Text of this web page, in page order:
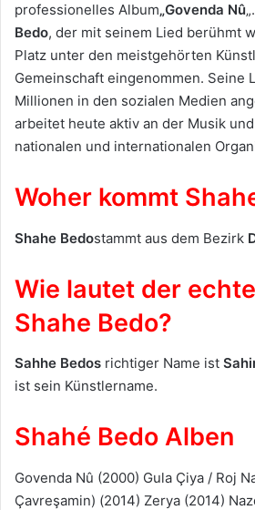
professionelles Album„Govenda Nû„.
Bedo, der mit seinem Lied berühmt
Platz unter den meistgehörten
Gemeinschaft eingenommen. Seine
Millionen in den sozialen Medien
arbeitet heute aktiv an der Musik
nationalen und internationalen
Woher kommt
Shahe Bedostammt aus dem Bezirk
Wie lautet der
Shahe Bedo?
Sahhe Bedos richtiger Name ist
ist sein Künstlername.
Shahé Bedo Alben
Govenda Nû (2000) Gula Çiya / Roj
Çavreşamin) (2014) Zerya (2014)